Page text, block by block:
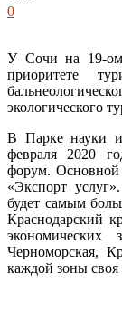
0
У Сочи на 19-ом
приоритете
экологического
В Парке науки
февраля 2020
форум. Основной
«Экспорт
будет самым
Краснодарский
экономических
Черноморская,
каждой зоны своя